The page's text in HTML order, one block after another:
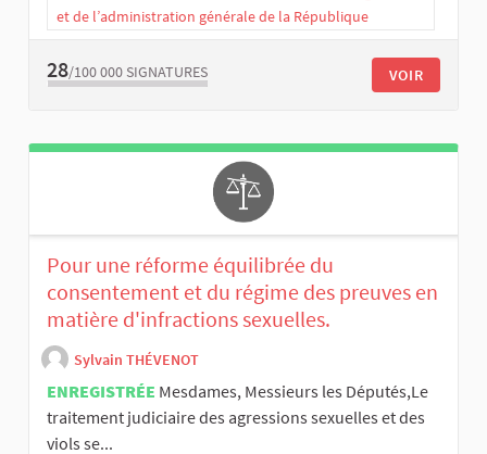
et de l’administration générale de la République
28/100 000 SIGNATURES VOIR
Pour une réforme équilibrée du
consentement et du régime des preuves en
matière d'infractions sexuelles.
Sylvain THÉVENOT
ENREGISTRÉE Mesdames, Messieurs les Députés, ​Le
traitement judiciaire des agressions sexuelles et des
viols se...